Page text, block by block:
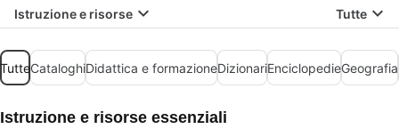
Istruzione e risorse Tutte
TutteCataloghiDidattica e formazioneDizionariEnciclopedieGeografia
Istruzione e risorse essenziali